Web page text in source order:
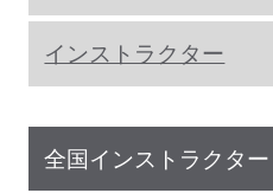
インストラクター
全国インストラクター